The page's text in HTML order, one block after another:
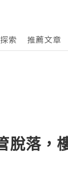
探索 推薦文章
脫落，